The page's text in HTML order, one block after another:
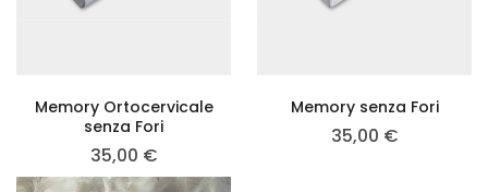
Memory Ortocervicale
senza Fori
35,00 €
Memory senza Fori
35,00 €